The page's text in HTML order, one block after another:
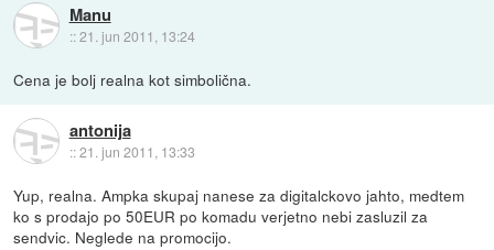
Manu
::21. jun 2011, 13:24
Cena je bolj realna kot simbolična.
antonija
::21. jun 2011, 13:33
Yup, realna. Ampka skupaj nanese za digitalckovo jahto, medtem
ko s prodajo po 50EUR po komadu verjetno nebi zasluzil za
sendvic. Neglede na promocijo.